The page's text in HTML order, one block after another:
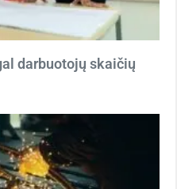
darbuotojų skaičių